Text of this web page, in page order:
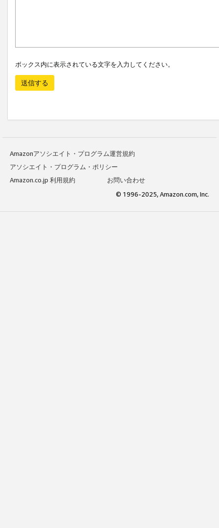
ボックス内に表示されている文字を入力してください。
送信する
Amazonアソシエイト・プログラム運営規約
アソシエイト・プログラム・ポリシー
Amazon.co.jp 利用規約
お問い合わせ
© 1996-2025, Amazon.com, Inc.